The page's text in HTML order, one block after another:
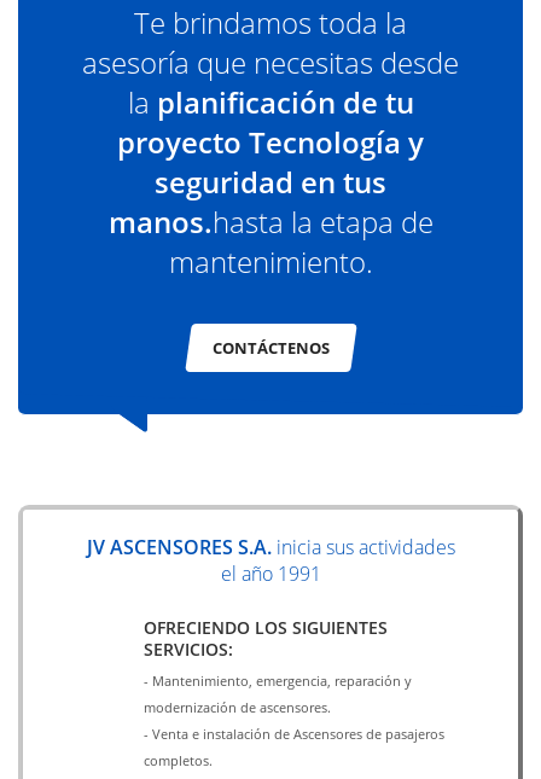
Te brindamos toda la
asesoría que necesitas desde
la planificación de tu
proyecto Tecnología y
seguridad en tus
manos.hasta la etapa de
mantenimiento.
CONTÁCTENOS
JV ASCENSORES S.A. inicia sus actividades
el año 1991
OFRECIENDO LOS SIGUIENTES
SERVICIOS:
- Mantenimiento, emergencia, reparación y
modernización de ascensores.
- Venta e instalación de Ascensores de pasajeros
completos.